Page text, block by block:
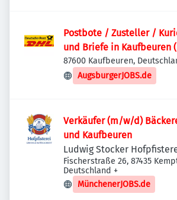
Postbote / Zusteller /
und Briefe in Kaufbeuren
87600 Kaufbeuren,
AugsburgerJOBS.de
Verkäufer (m/w/d)
und Kaufbeuren
Ludwig Stocker
Fischerstraße 26, 87435
Deutschland +
MünchenerJOBS.de